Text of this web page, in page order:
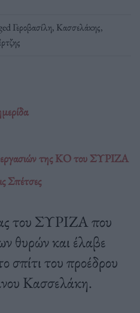
Γεροβασίλη, Κασσελάκης,
της ΚΟ του ΣΥΡΙΖΑ
Σπέτσες
του ΣΥΡΙΖΑ που
θυρών και έλαβε
σπίτι του προέδρου
Κασσελάκη.